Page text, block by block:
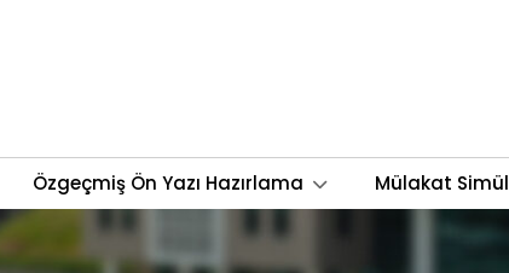
Özgeçmiş Ön Yazı Hazırlama Mülakat